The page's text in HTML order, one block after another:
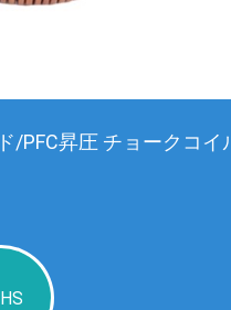
/PFC昇圧 チョークコイ